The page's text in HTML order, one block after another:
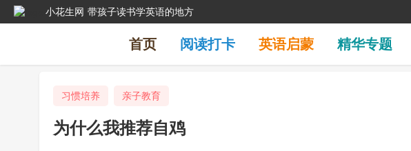
小花生网 带孩子读书学英语的地方
首页 阅读打卡 英语启蒙 精华专题
习惯培养 亲子教育
为什么我推荐自鸡